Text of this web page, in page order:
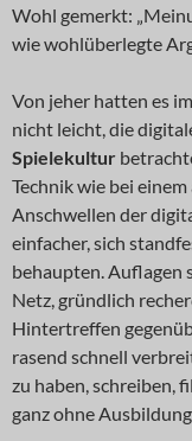
Wohl gemerkt:
wie wohlüberlegte
Von jeher hatten es
nicht leicht, die
Spielekultur
Technik wie bei
Anschwellen der
einfacher, sich
behaupten. Auflagen
Netz, gründlich
Hintertreffen
rasend schnell
zu haben, schreiben,
ganz ohne